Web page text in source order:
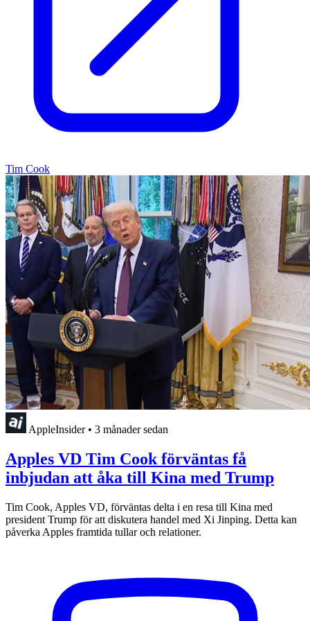
Tim Cook
AppleInsider • 3 månader sedan
Apples VD Tim Cook förväntas få
inbjudan att åka till Kina med Trump
Tim Cook, Apples VD, förväntas delta i en resa till Kina med
president Trump för att diskutera handel med Xi Jinping. Detta kan
påverka Apples framtida tullar och relationer.